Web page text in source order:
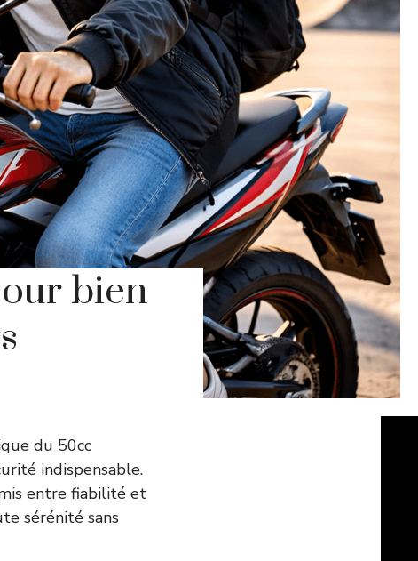
bien
du 50cc
indispensable.
entre fiabilité et
sérénité sans